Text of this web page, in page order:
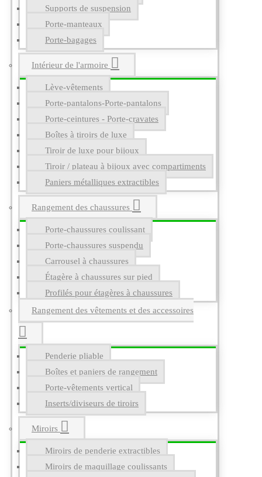
Supports de suspension
Porte-manteaux
Porte-bagages
Intérieur de l'armoire
Lève-vêtements
Porte-pantalons-Porte-pantalons
Porte-ceintures - Porte-cravates
Boîtes à tiroirs de luxe
Tiroir de luxe pour bijoux
Tiroir / plateau à bijoux avec compartiments
Paniers métalliques extractibles
Rangement des chaussures
Porte-chaussures coulissant
Porte-chaussures suspendu
Carrousel à chaussures
Étagère à chaussures sur pied
Profilés pour étagères à chaussures
Rangement des vêtements et des accessoires
Penderie pliable
Boîtes et paniers de rangement
Porte-vêtements vertical
Inserts/diviseurs de tiroirs
Miroirs
Miroirs de penderie extractibles
Miroirs de maquillage coulissants